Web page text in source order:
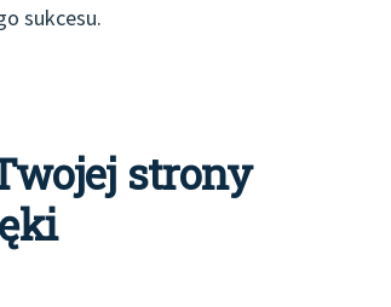
sukcesu.
strony